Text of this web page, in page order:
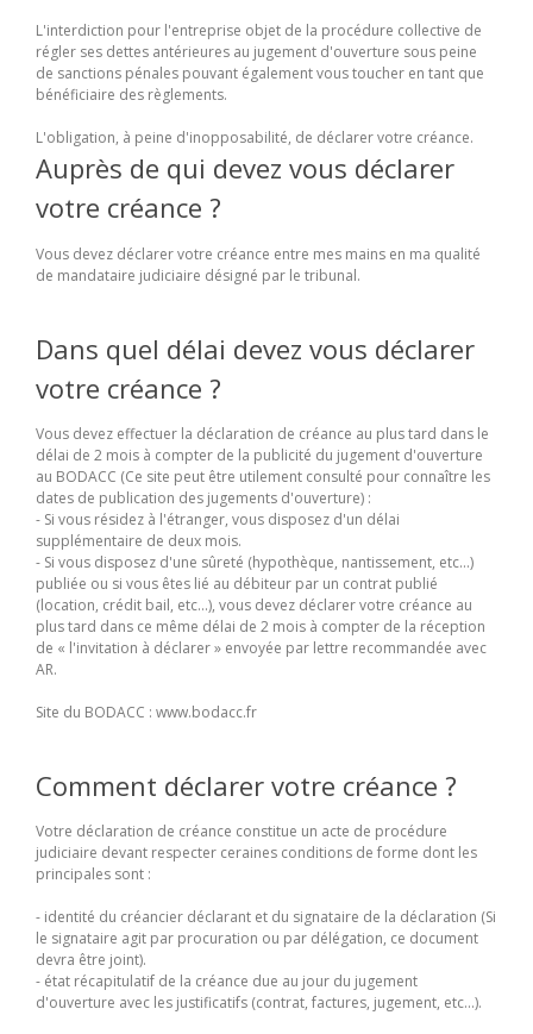
L'interdiction pour l'entreprise objet de la procédure collective de
régler ses dettes antérieures au jugement d'ouverture sous peine
de sanctions pénales pouvant également vous toucher en tant que
bénéficiaire des règlements.
L'obligation, à peine d'inopposabilité, de déclarer votre créance.
Auprès de qui devez vous déclarer
votre créance ?
Vous devez déclarer votre créance entre mes mains en ma qualité
de mandataire judiciaire désigné par le tribunal.
Dans quel délai devez vous déclarer
votre créance ?
Vous devez effectuer la déclaration de créance au plus tard dans le
délai de 2 mois à compter de la publicité du jugement d'ouverture
au BODACC (Ce site peut être utilement consulté pour connaître les
dates de publication des jugements d'ouverture) :
- Si vous résidez à l'étranger, vous disposez d'un délai
supplémentaire de deux mois.
- Si vous disposez d'une sûreté (hypothèque, nantissement, etc...)
publiée ou si vous êtes lié au débiteur par un contrat publié
(location, crédit bail, etc...), vous devez déclarer votre créance au
plus tard dans ce même délai de 2 mois à compter de la réception
de « l'invitation à déclarer » envoyée par lettre recommandée avec
AR.
Site du BODACC : www.bodacc.fr
Comment déclarer votre créance ?
Votre déclaration de créance constitue un acte de procédure
judiciaire devant respecter ceraines conditions de forme dont les
principales sont :
- identité du créancier déclarant et du signataire de la déclaration (Si
le signataire agit par procuration ou par délégation, ce document
devra être joint).
- état récapitulatif de la créance due au jour du jugement
d'ouverture avec les justificatifs (contrat, factures, jugement, etc...).